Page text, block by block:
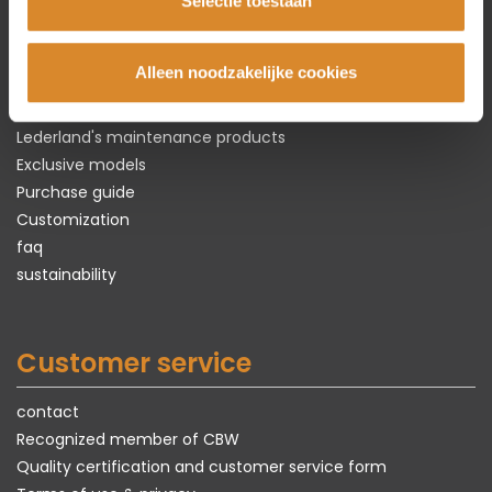
Alleen noodzakelijke cookies
Everything aboutrealleather
Types of leather
Lederland's maintenance products
Exclusive models
Purchase guide
Customization
faq
sustainability
Customer service
contact
Recognized member of CBW
Quality certification and customer service form